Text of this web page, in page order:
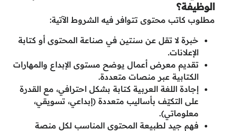
الوظيفة؟
مطلوب كاتب محتوى تتوافر فيه الشروط الآتية:
خبرة لا تقل عن سنتين في صناعة المحتوى أو كتابة
الإعلانات.
تقديم معرض أعمال يوضح مستوى الإبداع والمهارات
الكتابية عبر منصات متعددة.
إجادة اللغة العربية كتابة بشكل احترافي، مع القدرة
على التكيّف بأساليب متعددة (إبداعي، تسويقي،
معلوماتي).
فهم جيد لطبيعة المحتوى المناسب لكل منصة